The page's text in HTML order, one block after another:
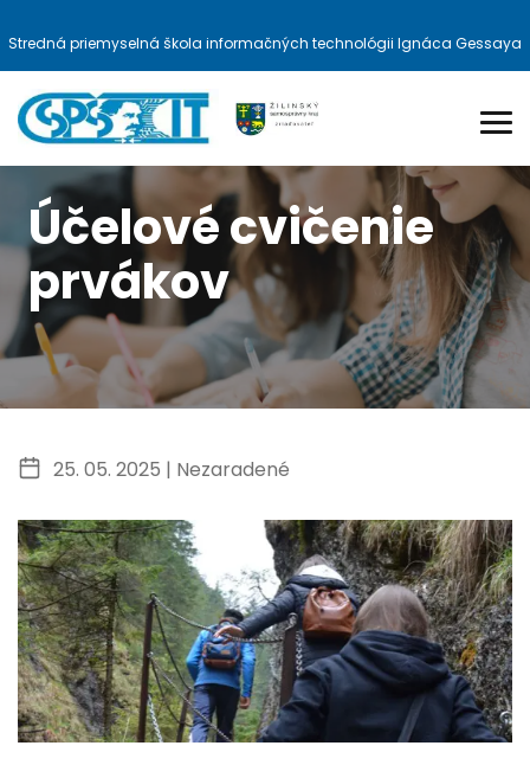
Stredná priemyselná škola informačných technológii Ignáca Gessaya
Účelové cvičenie
prvákov
25. 05. 2025 | Nezaradené